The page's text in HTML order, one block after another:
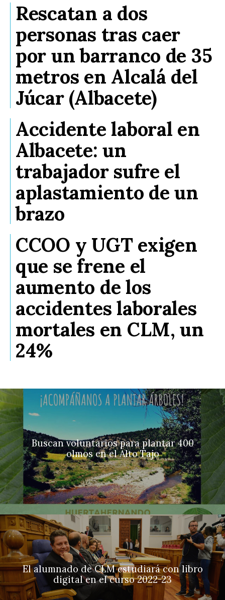
Rescatan a dos
personas tras caer
por un barranco de 35
metros en Alcalá del
Júcar (Albacete)
Accidente laboral en
Albacete: un
trabajador sufre el
aplastamiento de un
brazo
CCOO y UGT exigen
que se frene el
aumento de los
accidentes laborales
mortales en CLM, un
24%
Buscan voluntarios para plantar 400
olmos en el Alto Tajo
El alumnado de CLM estudiará con libro
digital en el curso 2022-23